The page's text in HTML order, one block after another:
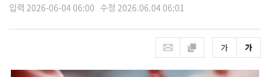
입력 2026-06-04 06:00 수정 2026.06.04 06:01